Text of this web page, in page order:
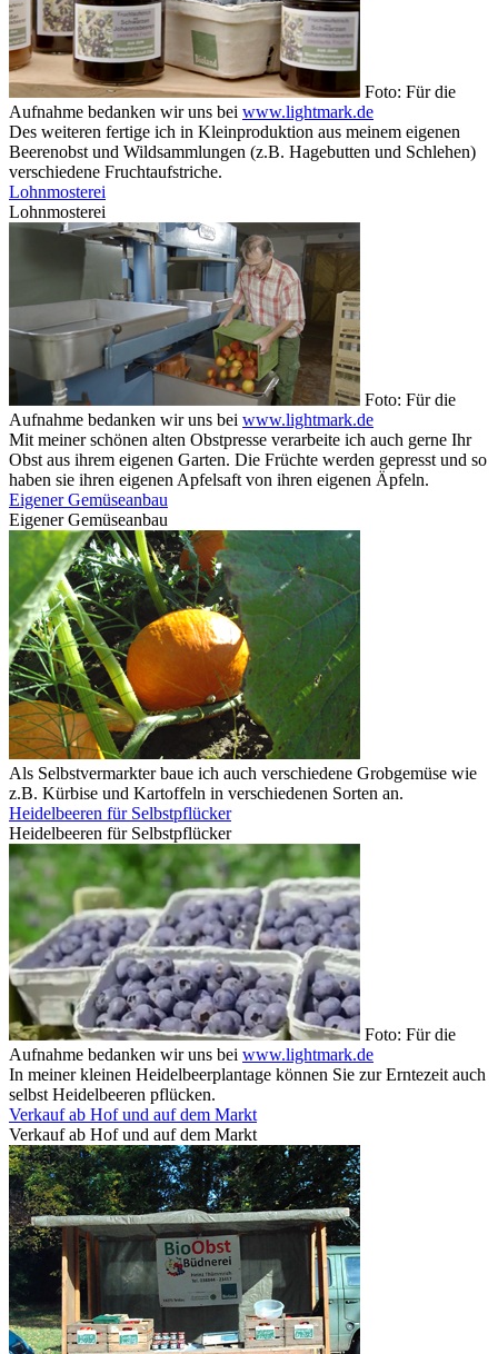
Foto: Für die
Aufnahme bedanken wir uns bei www.lightmark.de
Des weiteren fertige ich in Kleinproduktion aus meinem eigenen
Beerenobst und Wildsammlungen (z.B. Hagebutten und Schlehen)
verschiedene Fruchtaufstriche.
Lohnmosterei
Lohnmosterei
Foto: Für die
Aufnahme bedanken wir uns bei www.lightmark.de
Mit meiner schönen alten Obstpresse verarbeite ich auch gerne Ihr
Obst aus ihrem eigenen Garten. Die Früchte werden gepresst und so
haben sie ihren eigenen Apfelsaft von ihren eigenen Äpfeln.
Eigener Gemüseanbau
Eigener Gemüseanbau
Als Selbstvermarkter baue ich auch verschiedene Grobgemüse wie
z.B. Kürbise und Kartoffeln in verschiedenen Sorten an.
Heidelbeeren für Selbstpflücker
Heidelbeeren für Selbstpflücker
Foto: Für die
Aufnahme bedanken wir uns bei www.lightmark.de
In meiner kleinen Heidelbeerplantage können Sie zur Erntezeit auch
selbst Heidelbeeren pflücken.
Verkauf ab Hof und auf dem Markt
Verkauf ab Hof und auf dem Markt